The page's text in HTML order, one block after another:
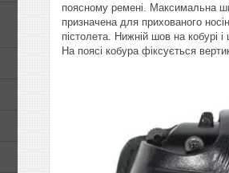
поясному ремені. Максимальна
призначена для прихованого
пістолета. Нижній шов на кобурі
На поясі кобура фіксується